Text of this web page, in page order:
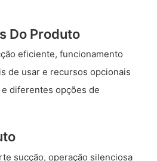
Do Produto
eficiente, funcionamento
de usar e recursos opcionais
diferentes opções de
sucção, operação silenciosa